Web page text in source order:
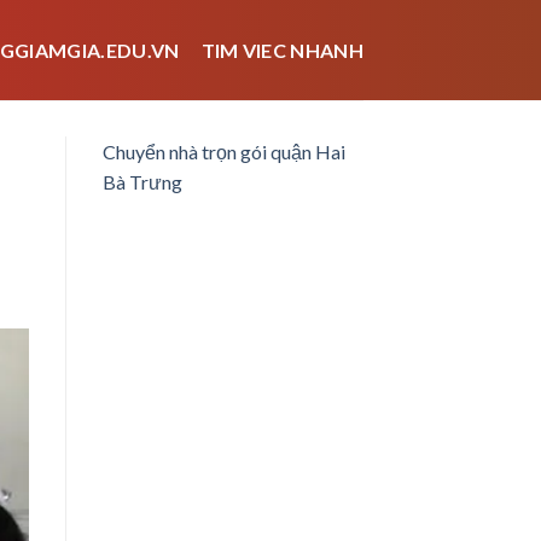
TIM VIEC NHANH
Chuyển nhà trọn gói quận Hai
Bà Trưng